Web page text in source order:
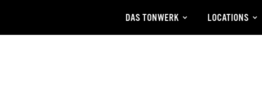
DAS TONWERK LOCATIONS